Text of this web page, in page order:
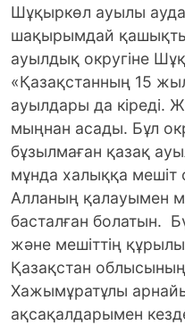
Шұқыркөл ауылы
шақырымдай
ауылдық округіне
«Қазақстанның 15
ауылдары да кіреді.
мыңнан асады. Бұл
бұзылмаған қазақ
мұнда халыққа мешіт
Алланың қалауымен
басталған болатын.
және мешіттің
Қазақстан
Хажымұратұлы
ақсақалдарымен